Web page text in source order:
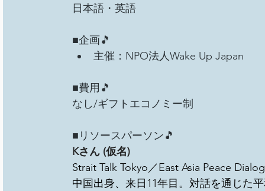
日本語・英語
■企画🎵
主催：NPO法人Wake Up Japan
■費用🎵
なし/ギフトエコノミー制
■リソースパーソン🎵
Kさん (仮名)
Strait Talk Tokyo／East Asia Peace
中国出身、来日11年目。対話を通じた